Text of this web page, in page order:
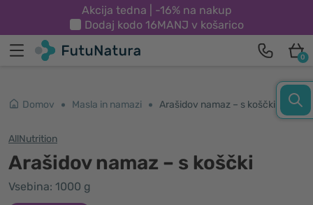
Akcija tedna | -16% na nakup
Dodaj kodo 16MANJ v košarico
0
Domov Masla in namazi Arašidov namaz – s koščki
AllNutrition
Arašidov namaz – s koščki
Vsebina: 1000 g